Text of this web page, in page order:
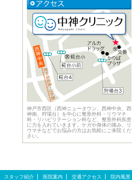
神戸市西区（西神ニュータウン、西神中央、西
神南、狩場台）を中心に整形外科・リウマチ
科・リハビリテーション科など、整形外科疾患
に力を入れていきます。ケガや身体の痛み、リ
ウマチなどでお悩みの方はお気軽にご来院くだ
さい。
スタッフ紹介 医院案内 交通アクセス 院内風景